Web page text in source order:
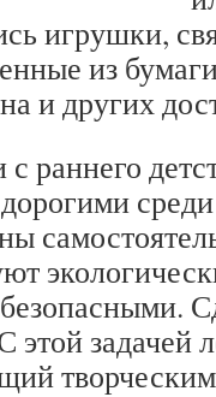
игрушки,
из
и других
раннего
этой задачей